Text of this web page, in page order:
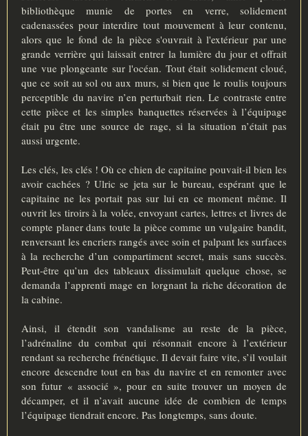
bibliothèque munie de portes en verre, solidement
cadenassées pour interdire tout mouvement à leur contenu,
alors que le fond de la pièce s'ouvrait à l'extérieur par une
grande verrière qui laissait entrer la lumière du jour et offrait
une vue plongeante sur l'océan. Tout était solidement cloué,
que ce soit au sol ou aux murs, si bien que le roulis toujours
perceptible du navire n’en perturbait rien. Le contraste entre
cette pièce et les simples banquettes réservées à l’équipage
était pu être une source de rage, si la situation n’était pas
aussi urgente.
Les clés, les clés ! Où ce chien de capitaine pouvait-il bien les
avoir cachées ? Ulric se jeta sur le bureau, espérant que le
capitaine ne les portait pas sur lui en ce moment même. Il
ouvrit les tiroirs à la volée, envoyant cartes, lettres et livres de
compte planer dans toute la pièce comme un vulgaire bandit,
renversant les encriers rangés avec soin et palpant les surfaces
à la recherche d’un compartiment secret, mais sans succès.
Peut-être qu’un des tableaux dissimulait quelque chose, se
demanda l’apprenti mage en lorgnant la riche décoration de
la cabine.
Ainsi, il étendit son vandalisme au reste de la pièce,
l’adrénaline du combat qui résonnait encore à l’extérieur
rendant sa recherche frénétique. Il devait faire vite, s’il voulait
encore descendre tout en bas du navire et en remonter avec
son futur « associé », pour en suite trouver un moyen de
décamper, et il n’avait aucune idée de combien de temps
l’équipage tiendrait encore. Pas longtemps, sans doute.